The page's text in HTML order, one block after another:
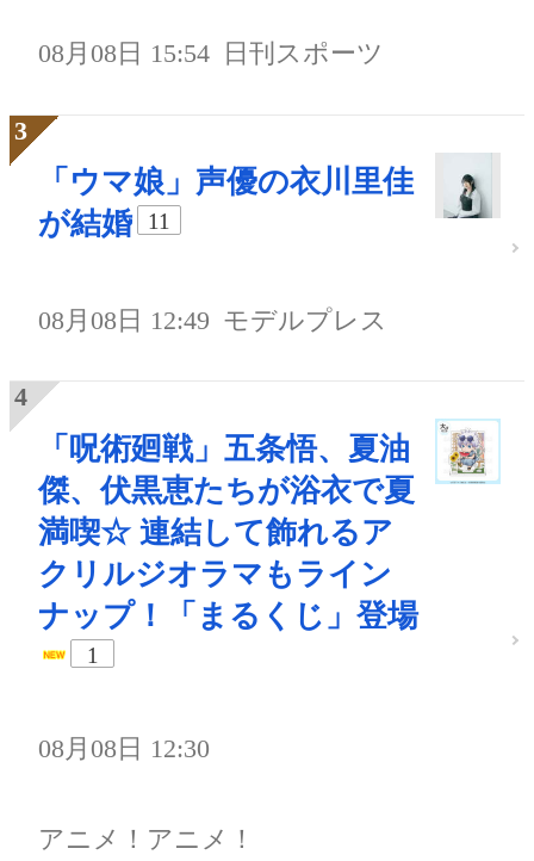
08月08日 15:54 日刊スポーツ
「ウマ娘」声優の衣川里佳
が結婚
11
08月08日 12:49 モデルプレス
「呪術廻戦」五条悟、夏油
傑、伏黒恵たちが浴衣で夏
満喫☆ 連結して飾れるア
クリルジオラマもライン
ナップ！「まるくじ」登場
1
08月08日 12:30
アニメ！アニメ！